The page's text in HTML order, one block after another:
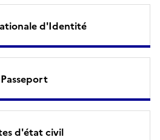
d'Identité
Passeport
d'état civil